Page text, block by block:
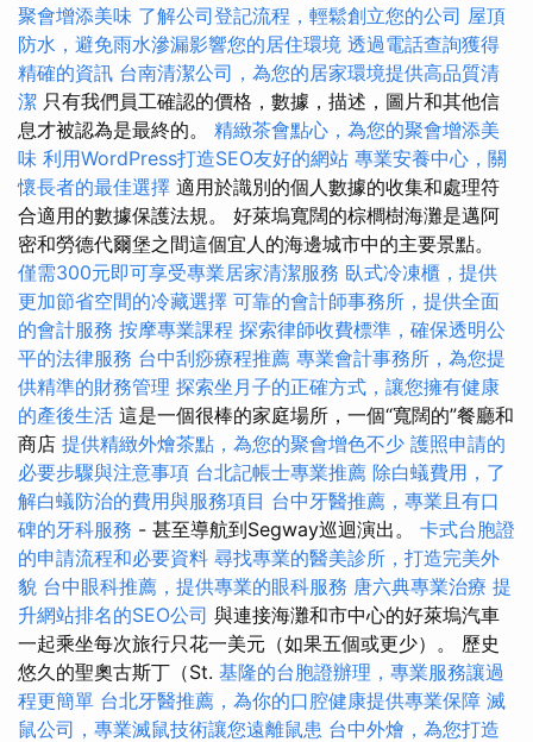
聚會增添美味 了解公司登記流程，輕鬆創立您的公司 屋頂
防水，避免雨水滲漏影響您的居住環境 透過電話查詢獲得
精確的資訊 台南清潔公司，為您的居家環境提供高品質清
潔 只有我們員工確認的價格，數據，描述，圖片和其他信
息才被認為是最終的。 精緻茶會點心，為您的聚會增添美
味 利用WordPress打造SEO友好的網站 專業安養中心，關
懷長者的最佳選擇 適用於識別的個人數據的收集和處理符
合適用的數據保護法規。 好萊塢寬闊的棕櫚樹海灘是邁阿
密和勞德代爾堡之間這個宜人的海邊城市中的主要景點。
僅需300元即可享受專業居家清潔服務 臥式冷凍櫃，提供
更加節省空間的冷藏選擇 可靠的會計師事務所，提供全面
的會計服務 按摩專業課程 探索律師收費標準，確保透明公
平的法律服務 台中刮痧療程推薦 專業會計事務所，為您提
供精準的財務管理 探索坐月子的正確方式，讓您擁有健康
的產後生活 這是一個很棒的家庭場所，一個“寬闊的”餐廳和
商店 提供精緻外燴茶點，為您的聚會增色不少 護照申請的
必要步驟與注意事項 台北記帳士專業推薦 除白蟻費用，了
解白蟻防治的費用與服務項目 台中牙醫推薦，專業且有口
碑的牙科服務 - 甚至導航到Segway巡迴演出。 卡式台胞證
的申請流程和必要資料 尋找專業的醫美診所，打造完美外
貌 台中眼科推薦，提供專業的眼科服務 唐六典專業治療 提
升網站排名的SEO公司 與連接海灘和市中心的好萊塢汽車
一起乘坐每次旅行只花一美元（如果五個或更少）。 歷史
悠久的聖奧古斯丁（St. 基隆的台胞證辦理，專業服務讓過
程更簡單 台北牙醫推薦，為你的口腔健康提供專業保障 滅
鼠公司，專業滅鼠技術讓您遠離鼠患 台中外燴，為您打造